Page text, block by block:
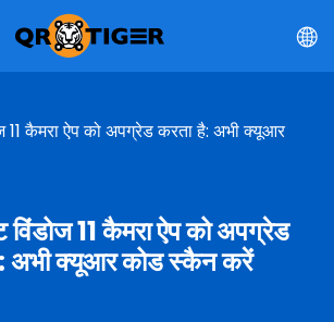
11 कैमरा ऐप को अपग्रेड करता है: अभी क्यूआर
विंडोज 11 कैमरा ऐप को अपग्रेड
अभी क्यूआर कोड स्कैन करें